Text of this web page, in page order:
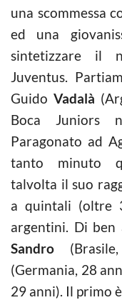
una scommessa
ed una
sintetizzare il
Juventus.
GuidoVadalà
Boca Juniors
Paragonato ad
tanto minuto
talvolta il suo
a quintali (oltre
argentini. Di
Sandro
(Germania, 28
29 anni). Il primo